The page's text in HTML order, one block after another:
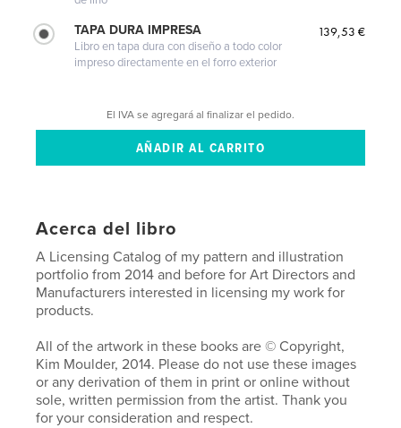
TAPA DURA IMPRESA
Libro en tapa dura con diseño a todo color
impreso directamente en el forro exterior
139,53 €
El IVA se agregará al finalizar el pedido.
Acerca del libro
A Licensing Catalog of my pattern and illustration
portfolio from 2014 and before for Art Directors and
Manufacturers interested in licensing my work for
products.
All of the artwork in these books are © Copyright,
Kim Moulder, 2014. Please do not use these images
or any derivation of them in print or online without
sole, written permission from the artist. Thank you
for your consideration and respect.